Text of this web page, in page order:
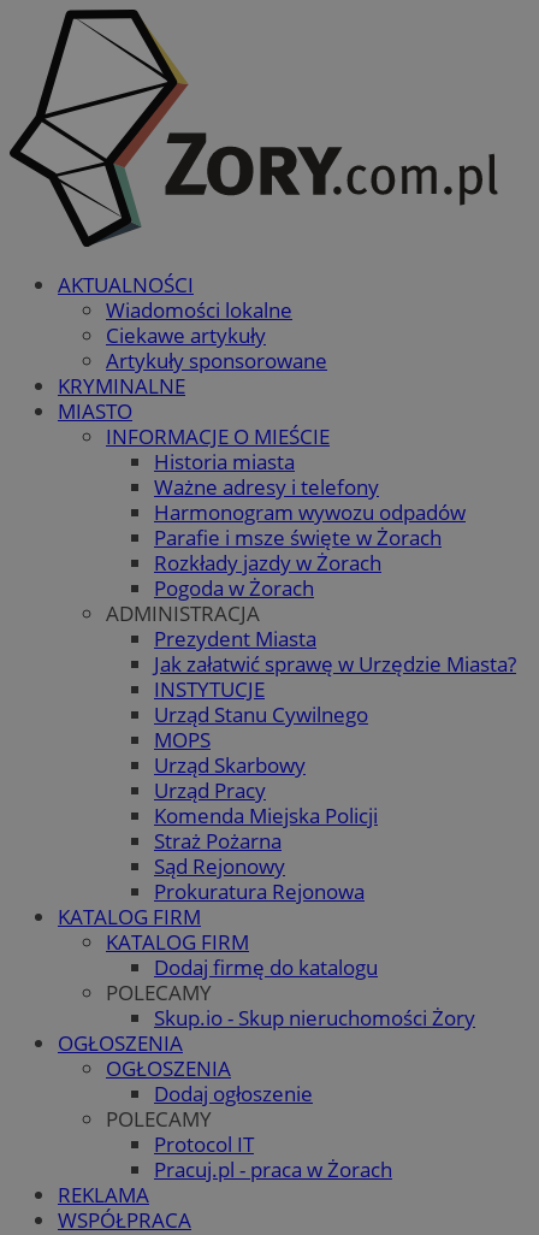
AKTUALNOŚCI
Wiadomości lokalne
Ciekawe artykuły
Artykuły sponsorowane
KRYMINALNE
MIASTO
INFORMACJE O MIEŚCIE
Historia miasta
Ważne adresy i telefony
Harmonogram wywozu odpadów
Parafie i msze święte w Żorach
Rozkłady jazdy w Żorach
Pogoda w Żorach
ADMINISTRACJA
Prezydent Miasta
Jak załatwić sprawę w Urzędzie Miasta?
INSTYTUCJE
Urząd Stanu Cywilnego
MOPS
Urząd Skarbowy
Urząd Pracy
Komenda Miejska Policji
Straż Pożarna
Sąd Rejonowy
Prokuratura Rejonowa
KATALOG FIRM
KATALOG FIRM
Dodaj firmę do katalogu
POLECAMY
Skup.io - Skup nieruchomości Żory
OGŁOSZENIA
OGŁOSZENIA
Dodaj ogłoszenie
POLECAMY
Protocol IT
Pracuj.pl - praca w Żorach
REKLAMA
WSPÓŁPRACA